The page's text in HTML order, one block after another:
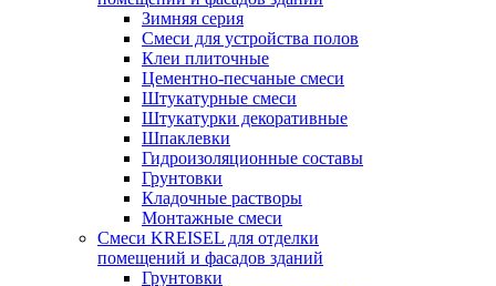
Зимняя серия
Смеси для устройства полов
Клеи плиточные
Цементно-песчаные смеси
Штукатурные смеси
Штукатурки декоративные
Шпаклевки
Гидроизоляционные составы
Грунтовки
Кладочные растворы
Монтажные смеси
Смеси KREISEL для отделки
помещений и фасадов зданий
Грунтовки